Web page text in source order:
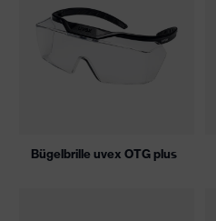
Bügelbrille uvex OTG plus